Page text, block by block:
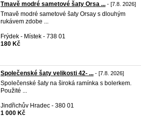
Tmavě modré sametové šaty Orsa ... - [7.8. 2026]
Tmavě modré sametové šaty Orsay s dlouhým
rukávem zdobe ...
Frýdek - Místek - 738 01
180 Kč
Společenské šaty velikosti 42- ... - [7.8. 2026]
Společenské šaty na široká ramínka s bolerkem.
Použité ...
Jindřichův Hradec - 380 01
1 000 Kč